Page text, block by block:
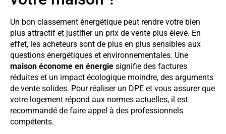
Un bon classement énergétique peut rendre votre bien
plus attractif et justifier un prix de vente plus élevé. En
effet, les acheteurs sont de plus en plus sensibles aux
questions énergétiques et environnementales. Une
maison économe en énergie signifie des factures
réduites et un impact écologique moindre, des arguments
de vente solides. Pour réaliser un DPE et vous assurer que
votre logement répond aux normes actuelles, il est
recommandé de faire appel à des professionnels
compétents.